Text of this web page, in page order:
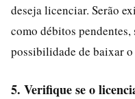
deseja licenciar. Serão
como débitos
possibilidade de baixar o
5. Verifique se o